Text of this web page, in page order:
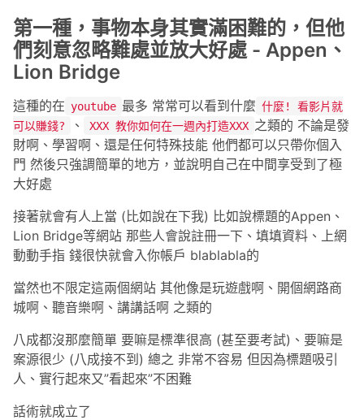
第一種，事物本身其實滿困難的，但他
們刻意忽略難處並放大好處 - Appen、
Lion Bridge
這種的在 youtube 最多 常常可以看到什麼 什麼! 看影片就
可以賺錢?
、 XXX 教你如何在一週內打造XXX 之類的 不論是發
財啊、學習啊、還是任何特殊技能 他們都可以只帶你個入
門 然後只強調簡單的地方，並說明自己在中間享受到了極
大好處
接著就會有人上當 (比如說在下我) 比如說標題的Appen、
Lion Bridge等網站 那些人會說註冊一下、填填資料、上網
動動手指 錢很快就會入你帳戶 blablabla的
當然也不限定這兩個網站 其他像是玩遊戲啊、開個網路商
城啊、聽音樂啊、講講話啊 之類的
八成都沒那麼簡單 要嘛是標準很高 (甚至要考試)、要嘛是
案源很少 (八成接不到) 總之 非常不容易 但因為標題吸引
人、實行起來又”看起來”不困難
話術就成立了